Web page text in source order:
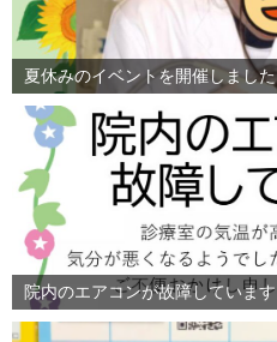
夏休みのイベントを開催しました
院内のエアコンが故障しています